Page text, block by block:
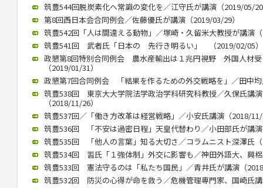
筑豊544回脱炭素化へ常識の変化を／江守氏が講演（2019/05/
第8回西日本会合同例会／佐藤優氏が講演（2019/03/29）
筑豊542回「人は間違える動物」／塚崎・久留米大教授が講演
筑豊541回 武者氏「日本の 先行き明るい」 （2019/02/05）
政懇第8回特別合同例会 農水産輸出は１兆円視野 外国人材受
（2019/01/31）
政懇第7回合同例会 「結果を作るための外交戦略を」／田中
筑豊538回 東京大大学院法学政治学科研究科教授／久保氏講
（2018/11/26）
筑豊537回／「働き方改革は経営戦略」／小安氏講演（2018/
筑豊536回 「不安は過密日程」天皇代替わり／小田部氏が講
筑豊535回 「他人の言葉」知る大切さ／コラムニスト深澤氏
筑豊534回 習氏「１強体制」外交に影響も／神田外語大、興
筑豊533回 憲法守るのは「私たち国民」／青井氏が講演（
筑豊532回 防災の心得が命を救う／危機管理専門家、国崎氏